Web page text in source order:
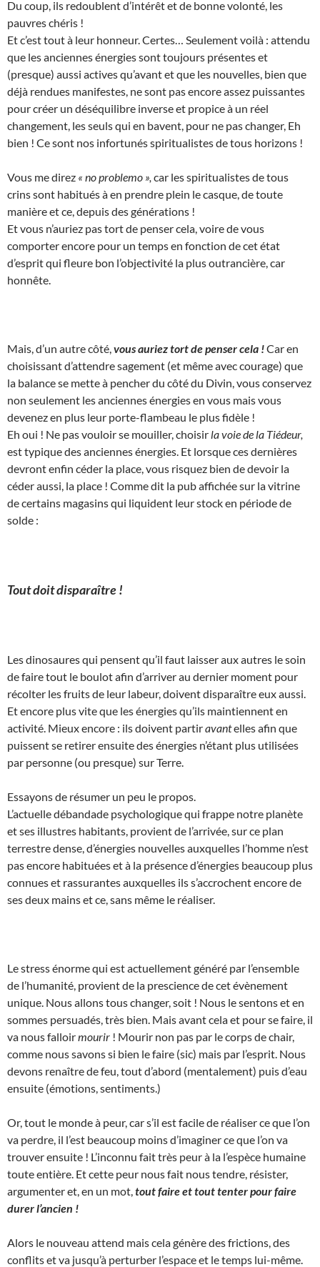
Du coup, ils redoublent d’intérêt et de bonne volonté, les
pauvres chéris !
Et c’est tout à leur honneur. Certes… Seulement voilà : attendu
que les anciennes énergies sont toujours présentes et
(presque) aussi actives qu’avant et que les nouvelles, bien que
déjà rendues manifestes, ne sont pas encore assez puissantes
pour créer un déséquilibre inverse et propice à un réel
changement, les seuls qui en bavent, pour ne pas changer, Eh
bien ! Ce sont nos infortunés spiritualistes de tous horizons !
Vous me direz « no problemo », car les spiritualistes de tous
crins sont habitués à en prendre plein le casque, de toute
manière et ce, depuis des générations !
Et vous n’auriez pas tort de penser cela, voire de vous
comporter encore pour un temps en fonction de cet état
d’esprit qui fleure bon l’objectivité la plus outrancière, car
honnête.
Mais, d’un autre côté, vous auriez tort de penser cela !Car en
choisissant d’attendre sagement (et même avec courage) que
la balance se mette à pencher du côté du Divin, vous conservez
non seulement les anciennes énergies en vous mais vous
devenez en plus leur porte-flambeau le plus fidèle !
Eh oui ! Ne pas vouloir se mouiller, choisir la voie de la Tiédeur,
est typique des anciennes énergies. Et lorsque ces dernières
devront enfin céder la place, vous risquez bien de devoir la
céder aussi, la place ! Comme dit la pub affichée sur la vitrine
de certains magasins qui liquident leur stock en période de
solde :
Tout doit disparaître !
Les dinosaures qui pensent qu’il faut laisser aux autres le soin
de faire tout le boulot afin d’arriver au dernier moment pour
récolter les fruits de leur labeur, doivent disparaître eux aussi.
Et encore plus vite que les énergies qu’ils maintiennent en
activité. Mieux encore : ils doivent partiravantelles afin que
puissent se retirer ensuite des énergies n’étant plus utilisées
par personne (ou presque) sur Terre.
Essayons de résumer un peu le propos.
L’actuelle débandade psychologique qui frappe notre planète
et ses illustres habitants, provient de l’arrivée, sur ce plan
terrestre dense, d’énergies nouvelles auxquelles l’homme n’est
pas encore habituées et à la présence d’énergies beaucoup plus
connues et rassurantes auxquelles ils s’accrochent encore de
ses deux mains et ce, sans même le réaliser.
Le stress énorme qui est actuellement généré par l’ensemble
de l’humanité, provient de la prescience de cet évènement
unique. Nous allons tous changer, soit ! Nous le sentons et en
sommes persuadés, très bien. Mais avant cela et pour se faire, il
va nous falloirmourir ! Mourir non pas par le corps de chair,
comme nous savons si bien le faire (sic) mais par l’esprit. Nous
devons renaître de feu, tout d’abord (mentalement) puis d’eau
ensuite (émotions, sentiments.)
Or, tout le monde à peur, car s’il est facile de réaliser ce que l’on
va perdre, il l’est beaucoup moins d’imaginer ce que l’on va
trouver ensuite ! L’inconnu fait très peur à la l’espèce humaine
toute entière. Et cette peur nous fait nous tendre, résister,
argumenter et, en un mot, tout faire et tout tenter pour faire
durer l’ancien !
Alors le nouveau attend mais cela génère des frictions, des
conflits et va jusqu’à perturber l’espace et le temps lui-même.